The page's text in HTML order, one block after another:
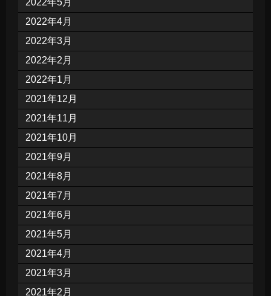
2022年5月
2022年4月
2022年3月
2022年2月
2022年1月
2021年12月
2021年11月
2021年10月
2021年9月
2021年8月
2021年7月
2021年6月
2021年5月
2021年4月
2021年3月
2021年2月